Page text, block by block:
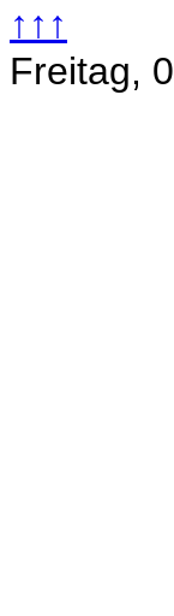
↑↑↑
Freitag,